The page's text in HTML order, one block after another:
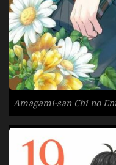
Amagami-san Chi no